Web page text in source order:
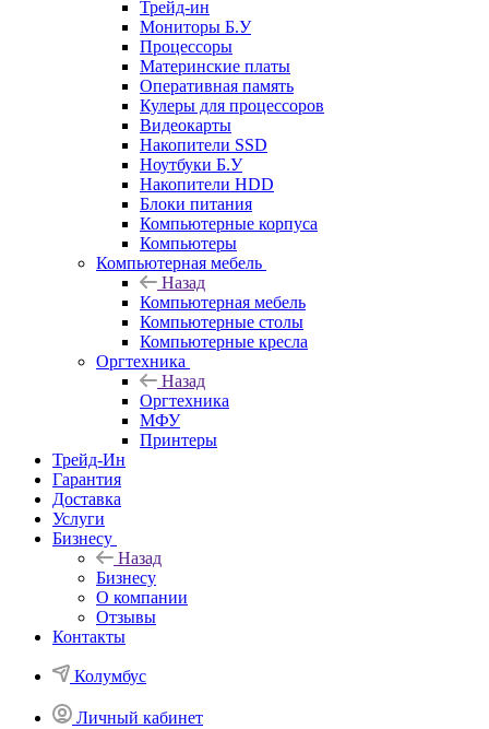
Трейд-ин
Мониторы Б.У
Процессоры
Материнские платы
Оперативная память
Кулеры для процессоров
Видеокарты
Накопители SSD
Ноутбуки Б.У
Накопители HDD
Блоки питания
Компьютерные корпуса
Компьютеры
Компьютерная мебель
Назад
Компьютерная мебель
Компьютерные столы
Компьютерные кресла
Оргтехника
Назад
Оргтехника
МФУ
Принтеры
Трейд-Ин
Гарантия
Доставка
Услуги
Бизнесу
Назад
Бизнесу
О компании
Отзывы
Контакты
Колумбус
Личный кабинет